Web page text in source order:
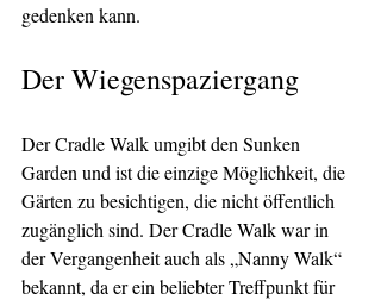
gedenken kann.
Der Wiegenspaziergang
Der Cradle Walk umgibt den Sunken
Garden und ist die einzige Möglichkeit, die
Gärten zu besichtigen, die nicht öffentlich
zugänglich sind. Der Cradle Walk war in
der Vergangenheit auch als „Nanny Walk“
bekannt, da er ein beliebter Treffpunkt für